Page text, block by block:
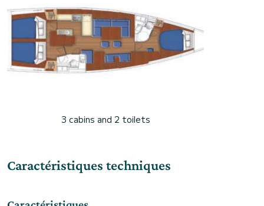
3 cabins and 2 toilets
Caractéristiques techniques